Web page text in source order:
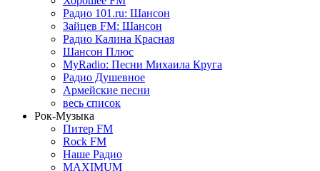
Радио 101.ru: Шансон
Зайцев FM: Шансон
Радио Калина Красная
Шансон Плюс
MyRadio: Песни Михаила Круга
Радио Душевное
Армейские песни
весь список
Рок-Музыка
Питер FM
Rock FM
Наше Радио
MAXIMUM